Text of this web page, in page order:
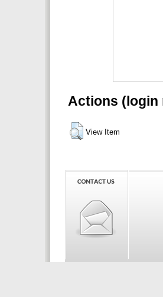
Actions (login
View Item